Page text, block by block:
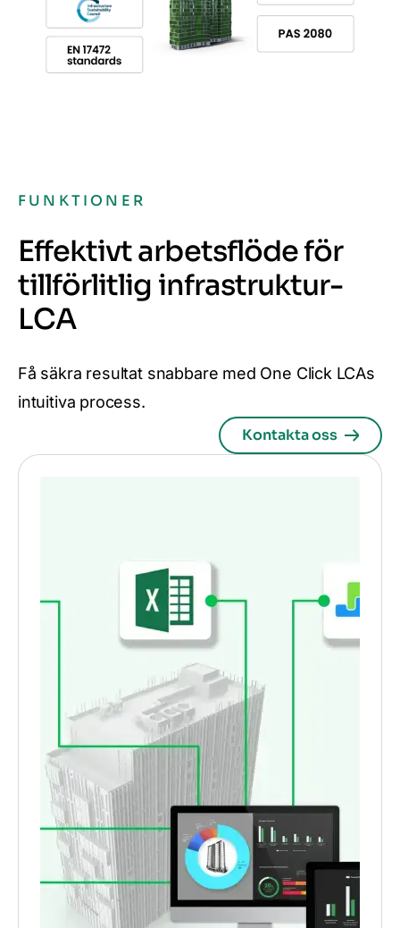
FUNKTIONER
Effektivt arbetsflöde för
tillförlitlig infrastruktur-
LCA
Få säkra resultat snabbare med One Click LCAs
intuitiva process.
Kontakta oss